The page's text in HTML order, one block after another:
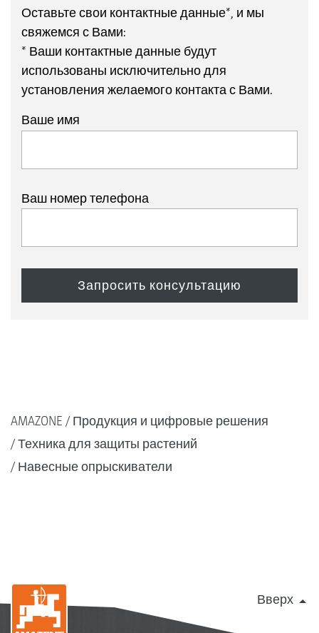
Оставьте свои контактные данные*, и мы
свяжемся с Вами:
* Ваши контактные данные будут
использованы исключительно для
установления желаемого контакта с Вами.
Ваше имя
Ваш номер телефона
AMAZONE
Продукция и цифровые решения
Техника для защиты растений
Навесные опрыскиватели
Вверх